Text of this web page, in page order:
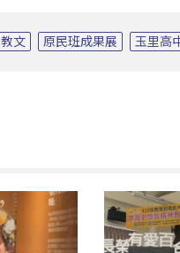
教文 原民班成果展 玉里高